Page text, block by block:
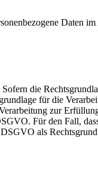
Daten
die
für die
zur
Für den Fall,
als